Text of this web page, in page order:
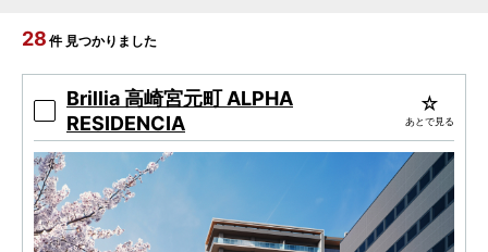
28 件 見つかりました
Brillia 高崎宮元町 ALPHA
RESIDENCIA
あとで見る